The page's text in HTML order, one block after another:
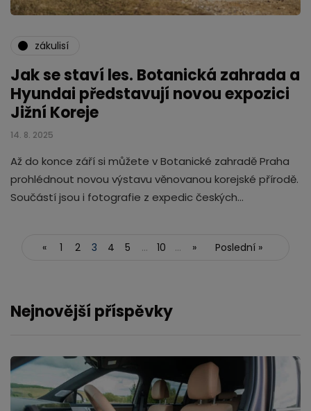
zákulisí
Jak se staví les. Botanická zahrada a
Hyundai představují novou expozici
Jižní Koreje
14. 8. 2025
Až do konce září si můžete v Botanické zahradě Praha
prohlédnout novou výstavu věnovanou korejské přírodě.
Součástí jsou i fotografie z expedic českých…
« 1 2 3 4 5 ... 10 ... » Poslední »
Nejnovější příspěvky